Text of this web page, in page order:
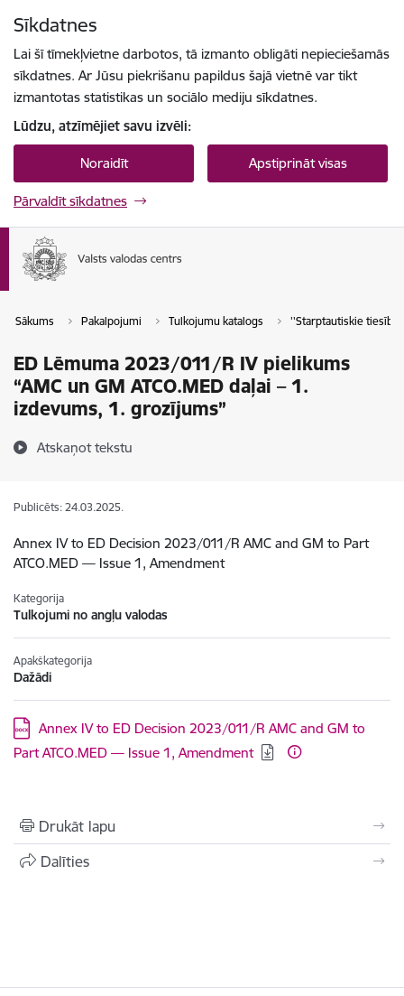
Sīkdatnes
Lai šī tīmekļvietne darbotos, tā izmanto obligāti nepieciešamās
sīkdatnes. Ar Jūsu piekrišanu papildus šajā vietnē var tikt
izmantotas statistikas un sociālo mediju sīkdatnes.
Lūdzu, atzīmējiet savu izvēli:
Noraidīt Apstiprināt visas
Pārvaldīt sīkdatnes
Sākums Pakalpojumi Tulkojumu katalogs ''Starptautiskie tiesību
ED Lēmuma 2023/011/R IV pielikums
“AMC un GM ATCO.MED daļai – 1.
izdevums, 1. grozījums”
Atskaņot tekstu
Publicēts: 24.03.2025.
Annex IV to ED Decision 2023/011/R AMC and GM to Part
ATCO.MED — Issue 1, Amendment
Kategorija
Tulkojumi no angļu valodas
Apakškategorija
Dažādi
Lejupielādēt:
Annex IV to ED Decision 2023/011/R AMC and GM to
Part ATCO.MED — Issue 1, Amendment
Drukāt lapu
Dalīties